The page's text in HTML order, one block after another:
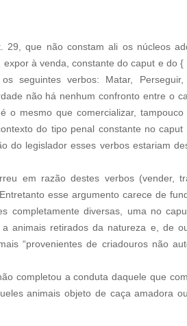
que não constam ali os núcleos
à venda, constante do caput e do {
seguintes verbos: Matar,
não há nenhum confronto entre o
o mesmo que comercializar, tampouco
do tipo penal constante no caput
do legislador esses verbos estariam
em razão destes verbos (vender,
esse argumento carece de
completamente diversas, uma no
animais retirados da natureza e, de
“provenientes de criadouros não
completou a conduta daquele que
animais objeto de caça amadora